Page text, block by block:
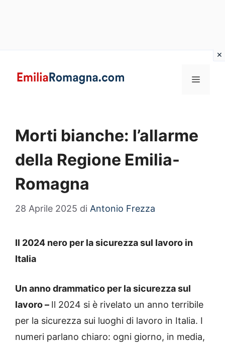
MENU
Morti bianche: l’allarme
della Regione Emilia-
Romagna
28 Aprile 2025 di Antonio Frezza
Il 2024 nero per la sicurezza sul lavoro in
Italia
Un anno drammatico per la sicurezza sul
lavoro – Il 2024 si è rivelato un anno terribile
per la sicurezza sui luoghi di lavoro in Italia. I
numeri parlano chiaro: ogni giorno, in media,